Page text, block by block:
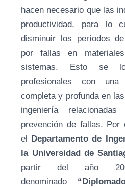
hacen necesario que las
productividad, para lo
disminuir los períodos
por fallas en
sistemas. Esto se
profesionales con una
completa y profunda en
ingeniería
prevención de fallas. Por
el Departamento de
la Universidad de
partir del año
denominado